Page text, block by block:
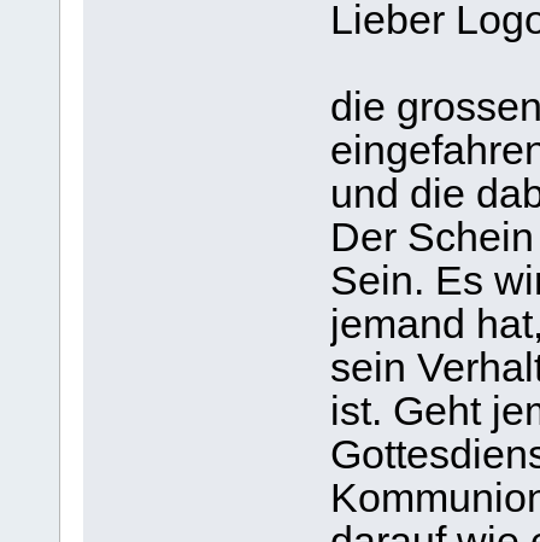
Lieber
die
und die
Der
Sein. Es
jemand
sein
ist. Geht